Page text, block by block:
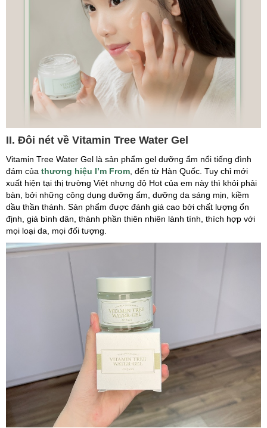
II. Đôi nét về Vitamin Tree Water Gel
Vitamin Tree Water Gel là sản phẩm gel dưỡng ẩm nổi tiếng đình
đám của thương hiệu I’m From, đến từ Hàn Quốc. Tuy chỉ mới
xuất hiện tại thị trường Việt nhưng độ Hot của em này thì khỏi phải
bàn, bởi những công dụng dưỡng ẩm, dưỡng da sáng mịn, kiềm
dầu thần thánh. Sản phẩm được đánh giá cao bởi chất lượng ổn
định, giá bình dân, thành phần thiên nhiên lành tính, thích hợp với
mọi loại da, mọi đối tượng.